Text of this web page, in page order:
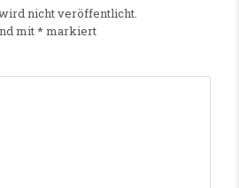
nicht veröffentlicht.
mit* markiert